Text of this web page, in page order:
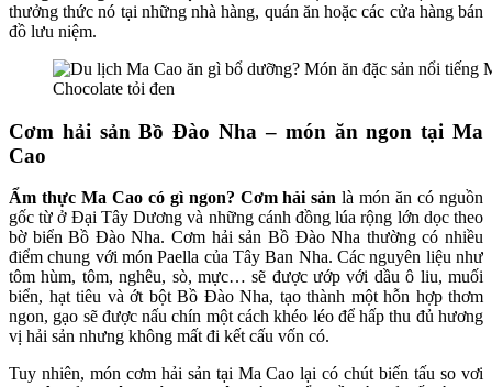
thưởng thức nó tại những nhà hàng, quán ăn hoặc các cửa hàng bán
đồ lưu niệm.
Chocolate tỏi đen
Cơm hải sản Bồ Đào Nha – món ăn ngon tại Ma
Cao
Ẩm thực Ma Cao có gì ngon? Cơm hải sản là món ăn có nguồn
gốc từ ở Đại Tây Dương và những cánh đồng lúa rộng lớn dọc theo
bờ biển Bồ Đào Nha. Cơm hải sản Bồ Đào Nha thường có nhiều
điểm chung với món Paella của Tây Ban Nha. Các nguyên liệu như
tôm hùm, tôm, nghêu, sò, mực… sẽ được ướp với dầu ô liu, muối
biển, hạt tiêu và ớt bột Bồ Đào Nha, tạo thành một hỗn hợp thơm
ngon, gạo sẽ được nấu chín một cách khéo léo để hấp thu đủ hương
vị hải sản nhưng không mất đi kết cấu vốn có.
Tuy nhiên, món cơm hải sản tại Ma Cao lại có chút biến tấu so vơi